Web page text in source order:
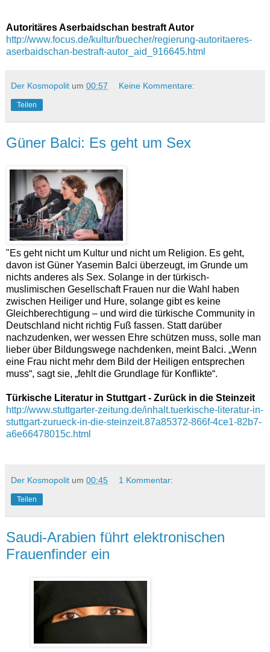
Autoritäres Aserbaidschan bestraft Autor
http://www.focus.de/kultur/buecher/regierung-autoritaeres-
aserbaidschan-bestraft-autor_aid_916645.html
Der Kosmopolit um 00:57 Keine Kommentare:
Teilen
Güner Balci: Es geht um Sex
"Es geht nicht um Kultur und nicht um Religion. Es geht,
davon ist Güner Yasemin Balci überzeugt, im Grunde um
nichts anderes als Sex. Solange in der türkisch-
muslimischen Gesellschaft Frauen nur die Wahl haben
zwischen Heiliger und Hure, solange gibt es keine
Gleichberechtigung – und wird die türkische Community in
Deutschland nicht richtig Fuß fassen. Statt darüber
nachzudenken, wer wessen Ehre schützen muss, solle man
lieber über Bildungswege nachdenken, meint Balci. „Wenn
eine Frau nicht mehr dem Bild der Heiligen entsprechen
muss“, sagt sie, „fehlt die Grundlage für Konflikte“.
Türkische Literatur in Stuttgart - Zurück in die Steinzeit
http://www.stuttgarter-zeitung.de/inhalt.tuerkische-literatur-in-
stuttgart-zurueck-in-die-steinzeit.87a85372-866f-4ce1-82b7-
a6e66478015c.html
Der Kosmopolit um 00:45 1 Kommentar:
Teilen
Saudi-Arabien führt elektronischen
Frauenfinder ein